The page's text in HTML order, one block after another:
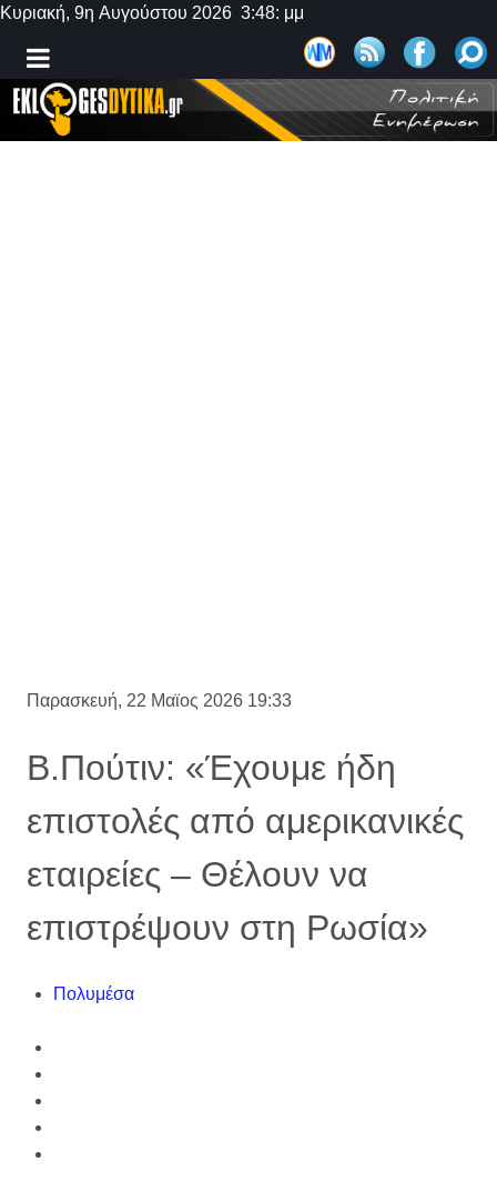
Κυριακή, 9η Αυγούστου 2026 3:48: μμ
Παρασκευή, 22 Μαϊος 2026 19:33
Β.Πούτιν: «Έχουμε ήδη
επιστολές από αμερικανικές
εταιρείες – Θέλουν να
επιστρέψουν στη Ρωσία»
Πολυμέσα